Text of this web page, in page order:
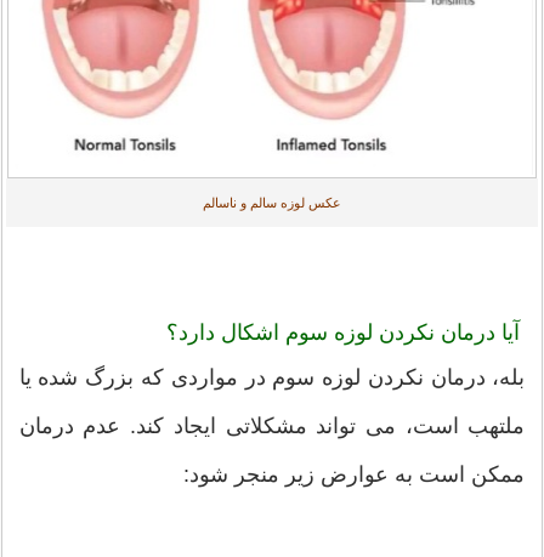
عکس لوزه سالم و ناسالم
آیا درمان نکردن لوزه سوم اشکال دارد؟
بله، درمان نکردن لوزه سوم در مواردی که بزرگ شده یا
ملتهب است، می تواند مشکلاتی ایجاد کند. عدم درمان
ممکن است به عوارض زیر منجر شود: